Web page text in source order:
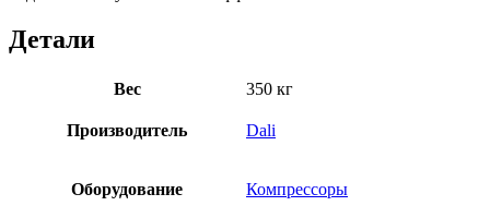
Детали
Вес 350 кг
Производитель Dali
Оборудование Компрессоры